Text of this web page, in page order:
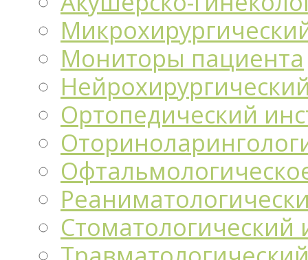
Мониторы пациента
Ортопедический
Стоматологический